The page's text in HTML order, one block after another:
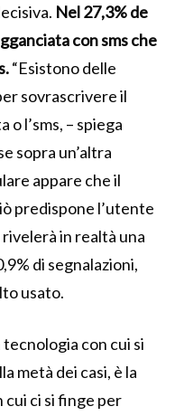
Nel 27,3% de
con sms che
“Esistono delle
sovrascrivere il
o l’sms, – spiega
sopra un’altra
appare che il
predispone l’utente
in realtà una
di segnalazioni,
usato.
con cui si
metà dei casi, è la
cui ci si finge per